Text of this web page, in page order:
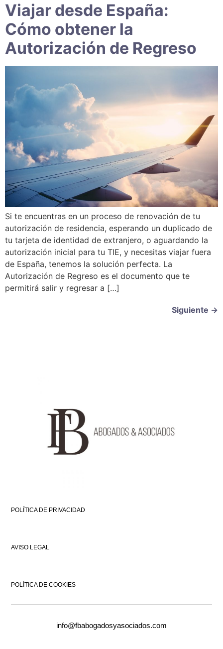
Viajar desde España:
Cómo obtener la
Autorización de Regreso
Si te encuentras en un proceso de renovación de tu
autorización de residencia, esperando un duplicado de
tu tarjeta de identidad de extranjero, o aguardando la
autorización inicial para tu TIE, y necesitas viajar fuera
de España, tenemos la solución perfecta. La
Autorización de Regreso es el documento que te
permitirá salir y regresar a […]
Siguiente →
POLÍTICA DE PRIVACIDAD
AVISO LEGAL
POLÍTICA DE COOKIES
info@fbabogadosyasociados.com